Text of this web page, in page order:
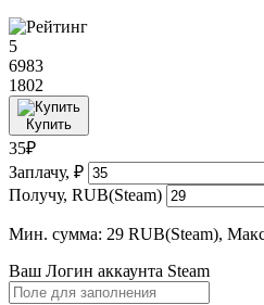
5
6983
1802
Купить
35₽
Заплачу, ₽
Получу, RUB(Steam)
Мин. сумма: 29 RUB(Steam),
Ваш Логин аккаунта Steam